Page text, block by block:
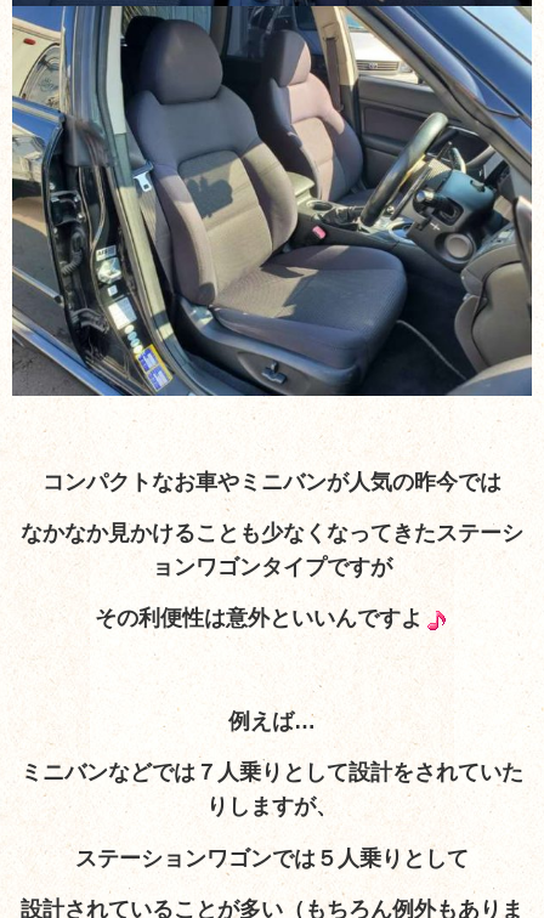
コンパクトなお車やミニバンが人気の昨今では
なかなか見かけることも少なくなってきたステーシ
ョンワゴンタイプですが
その利便性は意外といいんですよ
例えば…
ミニバンなどでは７人乗りとして設計をされていた
りしますが、
ステーションワゴンでは５人乗りとして
設計されていることが多い（もちろん例外もありま